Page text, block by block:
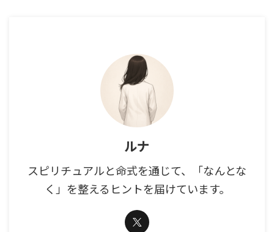
ルナ
スピリチュアルと命式を通じて、「なんとな
く」を整えるヒントを届けています。